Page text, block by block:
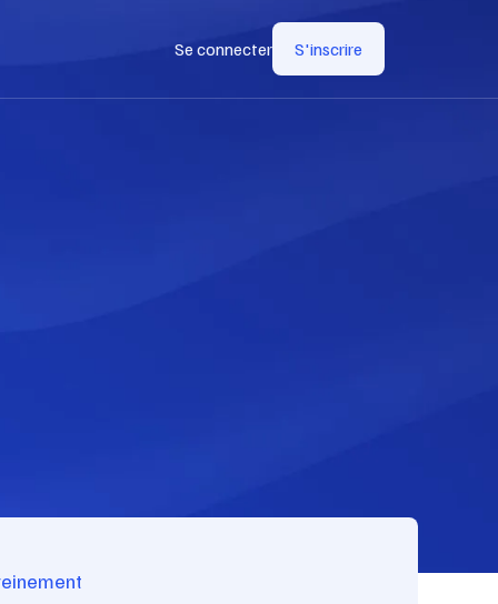
Se connecter S'inscrire